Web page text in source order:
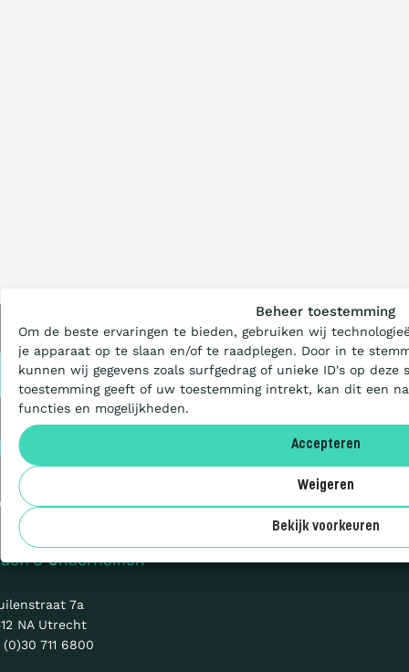
Beheer toestemming
Om de beste ervaringen te bieden, gebruiken wij
je apparaat op te slaan en/of te raadplegen. Door in te
kunnen wij gegevens zoals surfgedrag of unieke ID's op deze
toestemming geeft of uw toestemming intrekt, kan dit een
functies en mogelijkheden.
Accepteren
Weigeren
Bekijk voorkeuren
initiatief van
7a
NA Utrecht
(0)30 711 6800
© 2026 CO₂-
Prestatieladder
Privacy
Cookies
Sitemap
Certificeren
Deelnemers
Over ons